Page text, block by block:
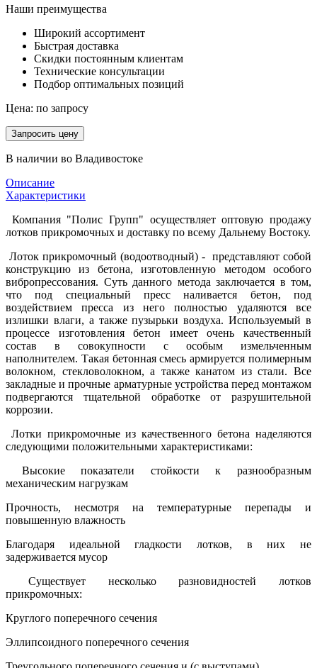
Наши преимущества
Широкий ассортимент
Быстрая доставка
Скидки постоянным клиентам
Технические консультации
Подбор оптимальных позиций
Цена: по запросу
Запросить цену
В наличии во Владивостоке
Описание
Характеристики
Компания "Полис Групп" осуществляет оптовую продажу
лотков прикромочных и доставку по всему Дальнему Востоку.
Лоток прикромочный (водоотводный) - представляют собой
конструкцию из бетона, изготовленную методом особого
вибропрессования. Суть данного метода заключается в том,
что под специальный пресс наливается бетон, под
воздействием пресса из него полностью удаляются все
излишки влаги, а также пузырьки воздуха. Используемый в
процессе изготовления бетон имеет очень качественный
состав в совокупности с особым измельченным
наполнителем. Такая бетонная смесь армируется полимерным
волокном, стекловолокном, а также канатом из стали. Все
закладные и прочные арматурные устройства перед монтажом
подвергаются тщательной обработке от разрушительной
коррозии.
Лотки прикромочные из качественного бетона наделяются
следующими положительными характеристиками:
Высокие показатели стойкости к разнообразным
механическим нагрузкам
Прочность, несмотря на температурные перепады и
повышенную влажность
Благодаря идеальной гладкости лотков, в них не
задерживается мусор
Существует несколько разновидностей лотков
прикромочных:
Круглого поперечного сечения
Эллипсоидного поперечного сечения